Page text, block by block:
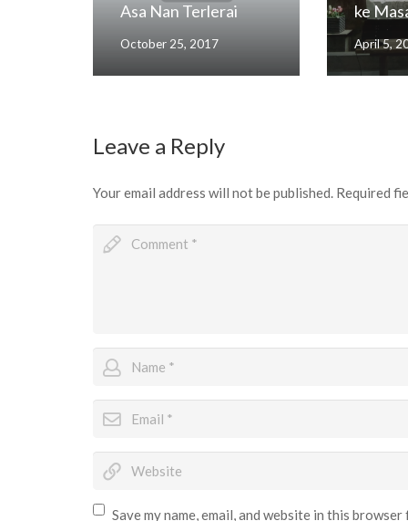
Asa Nan Terlerai
October 25, 2017
ke
April 5,
Leave a Reply
Your email address will not be published. Required
Save my name, email, and website in this